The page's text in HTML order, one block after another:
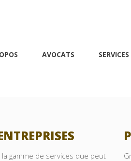
AVOCATS SERVICES
DAOUD
gamme de services que peut